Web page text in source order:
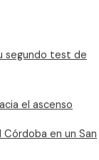
segundo test de
el ascenso
en un San